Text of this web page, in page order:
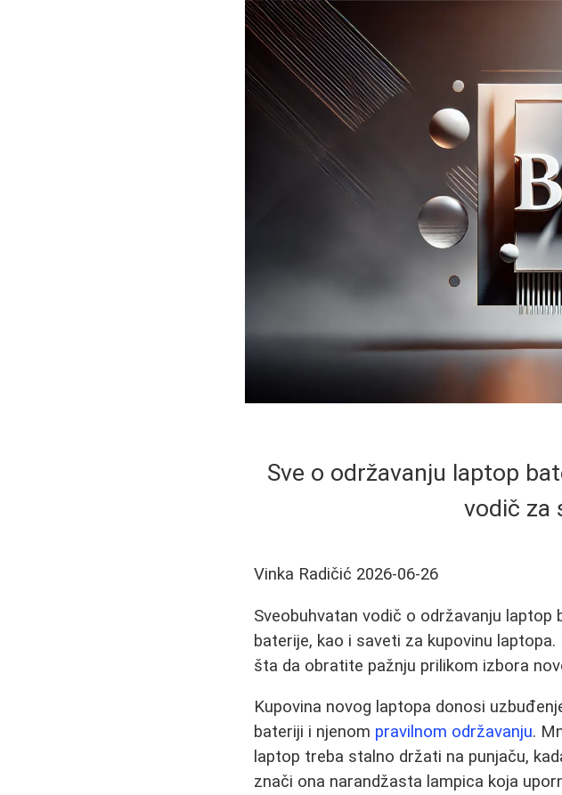
Sve o održavanju laptop
vodič za
Vinka Radičić 2026-06-26
Sveobuhvatan vodič o održavanju laptop
baterije, kao i saveti za kupovinu
šta da obratite pažnju prilikom izbora
Kupovina novog laptopa donosi
bateriji i njenom pravilnom održavanju.
laptop treba stalno držati na punjaču,
znači ona narandžasta lampica koja